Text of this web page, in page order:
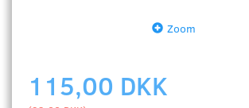
Zoom
115,00 DKK